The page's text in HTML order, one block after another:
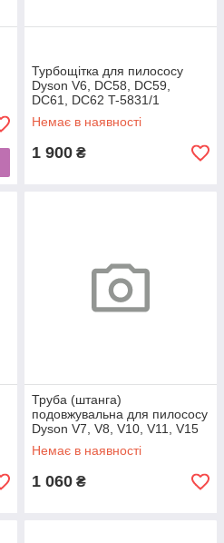
Турбощітка для пилососу
Dyson V6, DC58, DC59,
DC61, DC62 T-5831/1
Немає в наявності
1 900 ₴
Труба (штанга)
подовжувальна для пилососу
Dyson V7, V8, V10, V11, V15
Червона
Немає в наявності
1 060 ₴